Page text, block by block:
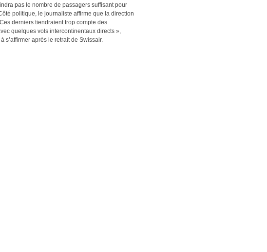
pas le nombre de passagers suffisant pour
politique, le journaliste affirme que la direction
derniers tiendraient trop compte des
quelques vols intercontinentaux directs »,
s’affirmer après le retrait de Swissair.